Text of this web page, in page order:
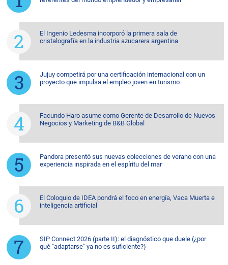
El Ingenio Ledesma incorporó la primera sala de
cristalografía en la industria azucarera argentina
Jujuy competirá por una certificación internacional con un
proyecto que impulsa el empleo joven en turismo
Facundo Haro asume como Gerente de Desarrollo de Nuevos
Negocios y Marketing de B&B Global
Pandora presentó sus nuevas colecciones de verano con una
experiencia inspirada en el espíritu del mar
El Coloquio de IDEA pondrá el foco en energía, Vaca Muerta e
inteligencia artificial
SIP Connect 2026 (parte II): el diagnóstico que duele (¿por
qué "adaptarse" ya no es suficiente?)